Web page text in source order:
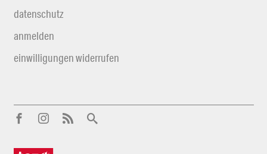
datenschutz
anmelden
einwilligungen widerrufen